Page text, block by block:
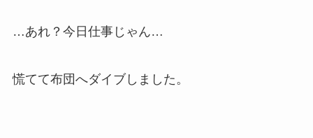
…あれ？今日仕事じゃん…
慌てて布団へダイブしました。